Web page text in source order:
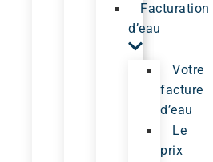
Facturation
d’eau
Votre
facture
d’eau
Le
prix